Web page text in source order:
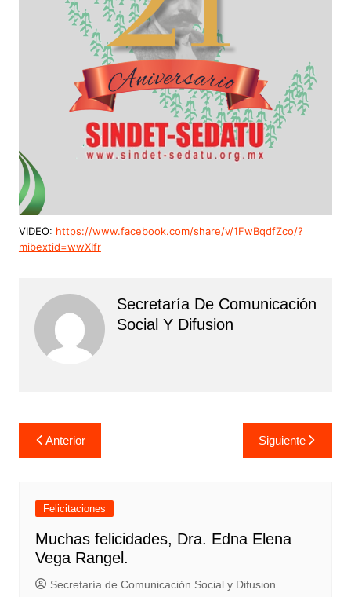
VIDEO: https://www.facebook.com/share/v/1FwBqdfZco/?
mibextid=wwXIfr
Secretaría De Comunicación
Social Y Difusion
Navegación
de
Anterior Siguiente
Felicitaciones
Muchas felicidades, Dra. Edna Elena
Vega Rangel.
Secretaría de Comunicación Social y Difusion